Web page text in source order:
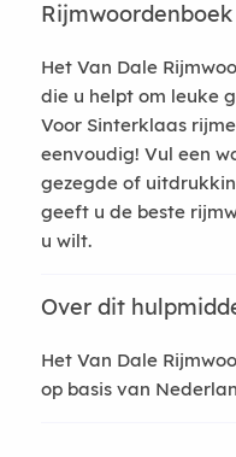
Rijmwoordenboek
Het Van Dale
die u helpt om leuke
Voor Sinterklaas
eenvoudig! Vul een
gezegde of
geeft u de beste
u wilt.
Over dit
Het Van Dale
op basis van